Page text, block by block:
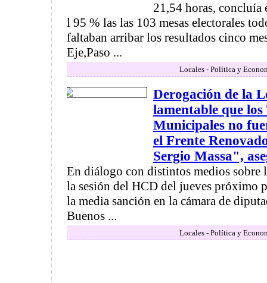
21,54 horas,
l 95 % las las 103 mesas electorales
faltaban arribar los resultados cinco
Eje,Paso ...
Locales - Política y
Derogación de la
lamentable que
Municipales no
el Frente
Sergio Massa",
En diálogo con distintos medios sobre
la sesión del HCD del jueves próximo
la media sanción en la cámara de
Buenos ...
Locales - Política y